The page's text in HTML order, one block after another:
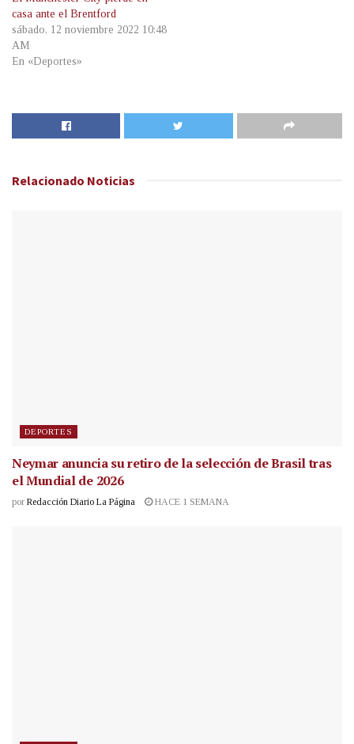
casa ante el Brentford
sábado, 12 noviembre 2022 10:48
AM
En «Deportes»
Relacionado Noticias
DEPORTES
Neymar anuncia su retiro de la selección de Brasil tras
el Mundial de 2026
por Redacción Diario La Página HACE 1 SEMANA